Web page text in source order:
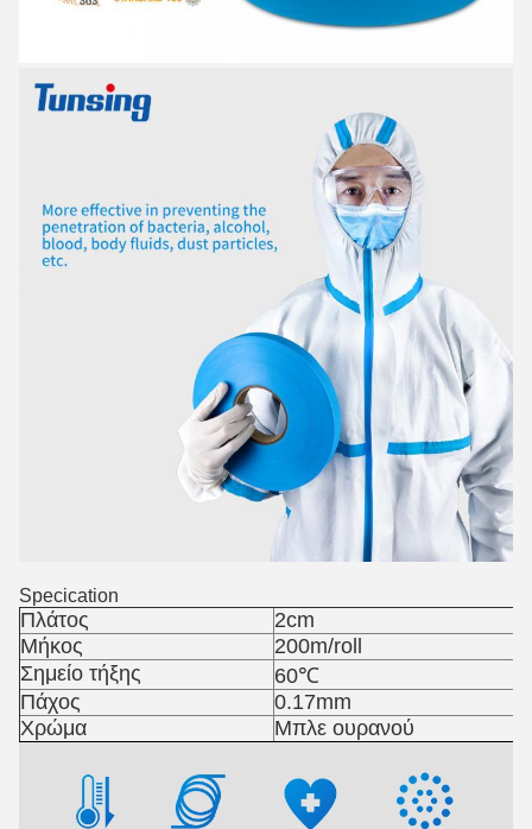
Specication
Πλάτος
2cm
Μήκος
200m/roll
Σημείο τήξης
60℃
Πάχος
0.17mm
Χρώμα
Μπλε ουρανού